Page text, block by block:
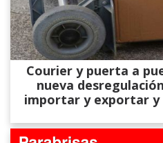
Courier y puerta a
nueva
importar y exportar y